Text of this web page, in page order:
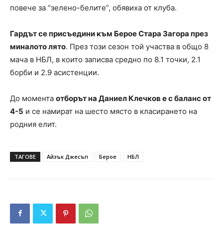
повече за “зелено-белите”, обявиха от клуба.
Гардът се присъедини към Берое Стара Загора през
миналото лято. През този сезон той участва в общо 8
мача в НБЛ, в които записва средно по 8.1 точки, 2.1
борби и 2.9 асистенции.
До момента отборът на Даниел Клечков е с баланс от
4-5 и се намират на шесто място в класирането на
родния елит.
ТАГОВЕ Айзък Джесъп Берое НБЛ